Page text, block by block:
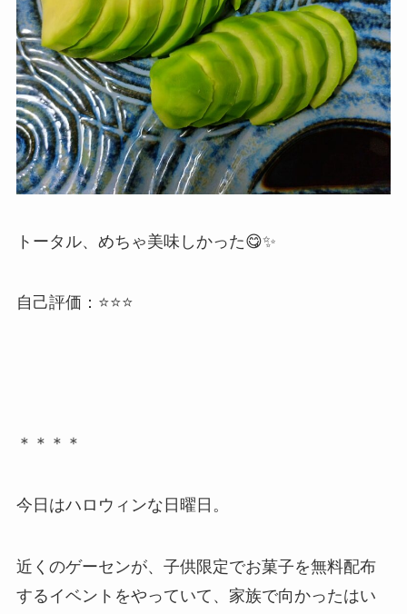
トータル、めちゃ美味しかった😋✨
自己評価：⭐⭐⭐
＊＊＊＊
今日はハロウィンな日曜日。
近くのゲーセンが、子供限定でお菓子を無料配布
するイベントをやっていて、家族で向かったはい